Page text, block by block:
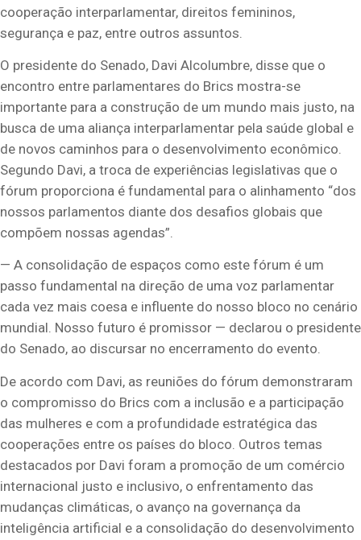
cooperação interparlamentar, direitos femininos,
segurança e paz, entre outros assuntos.
O presidente do Senado, Davi Alcolumbre, disse que o
encontro entre parlamentares do Brics mostra-se
importante para a construção de um mundo mais justo, na
busca de uma aliança interparlamentar pela saúde global e
de novos caminhos para o desenvolvimento econômico.
Segundo Davi, a troca de experiências legislativas que o
fórum proporciona é fundamental para o alinhamento “dos
nossos parlamentos diante dos desafios globais que
compõem nossas agendas”.
— A consolidação de espaços como este fórum é um
passo fundamental na direção de uma voz parlamentar
cada vez mais coesa e influente do nosso bloco no cenário
mundial. Nosso futuro é promissor — declarou o presidente
do Senado, ao discursar no encerramento do evento.
De acordo com Davi, as reuniões do fórum demonstraram
o compromisso do Brics com a inclusão e a participação
das mulheres e com a profundidade estratégica das
cooperações entre os países do bloco. Outros temas
destacados por Davi foram a promoção de um comércio
internacional justo e inclusivo, o enfrentamento das
mudanças climáticas, o avanço na governança da
inteligência artificial e a consolidação do desenvolvimento